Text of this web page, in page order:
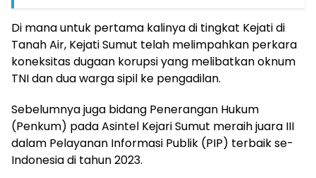
Di mana untuk pertama kalinya di tingkat Kejati di
Tanah Air, Kejati Sumut telah melimpahkan perkara
koneksitas dugaan korupsi yang melibatkan oknum
TNI dan dua warga sipil ke pengadilan.
Sebelumnya juga bidang Penerangan Hukum
(Penkum) pada Asintel Kejari Sumut meraih juara III
dalam Pelayanan Informasi Publik (PIP) terbaik se-
Indonesia di tahun 2023.